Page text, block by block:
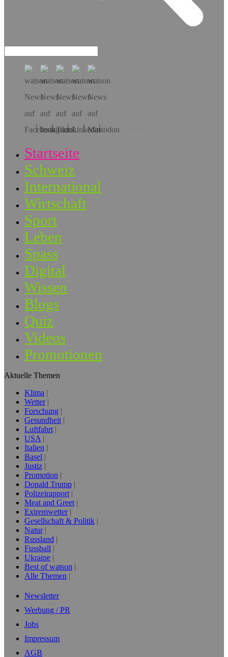
Hol dir die App!
Startseite
Schweiz
International
Wirtschaft
Sport
Leben
Spass
Digital
Wissen
Blogs
Quiz
Videos
Promotionen
Aktuelle Themen
Klima
Wetter
Forschung
Gesundheit
Luftfahrt
USA
Italien
Basel
Justiz
Promotion
Donald Trump
Polizeirapport
Meat and Greet
Extremwetter
Gesellschaft & Politik
Natur
Russland
Fussball
Ukraine
Best of watson
Alle Themen
Newsletter
Werbung / PR
Jobs
Impressum
AGB